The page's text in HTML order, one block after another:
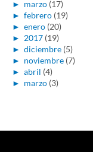
► marzo (17)
► febrero (19)
► enero (20)
► 2017 (19)
► diciembre (5)
► noviembre (7)
► abril (4)
► marzo (3)